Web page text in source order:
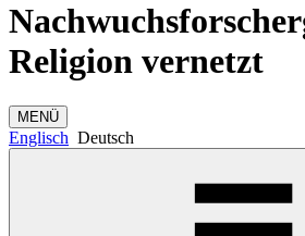
Religion vernetzt
MENÜ
Englisch Deutsch